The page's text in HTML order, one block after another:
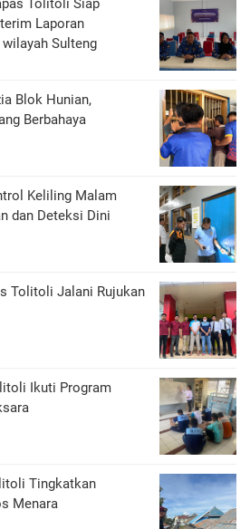
Tolitoli Siap
Laporan
Sulteng
Blok Hunian,
Berbahaya
Keliling Malam
dan Deteksi Dini
Tolitoli Jalani Rujukan
Ikuti Program
Tingkatkan
Menara